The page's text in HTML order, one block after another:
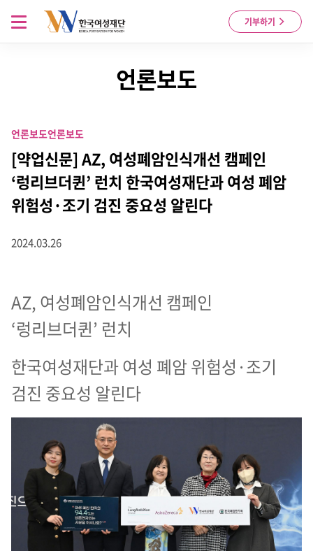
Skip to content
기부하기
메뉴 열기
언론보도
언론보도언론보도
[약업신문] AZ, 여성폐암인식개선 캠페인
‘렁리브더퀸’ 런치 한국여성재단과 여성 폐암
위험성·조기 검진 중요성 알린다
2024.03.26
AZ, 여성폐암인식개선 캠페인
‘렁리브더퀸’ 런치
한국여성재단과 여성 폐암 위험성·조기
검진 중요성 알린다